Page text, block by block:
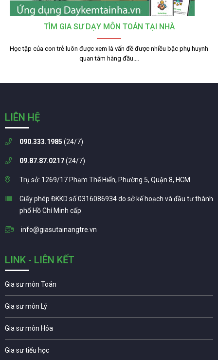
TÌM GIA SƯ DẠY MÔN TOÁN TẠI NHÀ
Học tập của con trẻ luôn được xem là vấn đề được nhiều bậc phụ huynh
quan tâm hàng đầu.…
LIÊN HỆ
090.333.1985 (24/7)
09.87.87.0217(24/7)
Trụ sở: 1269/17 Phạm Thế Hiển, Phường 5, Quận 8, HCM
Giấy phép ĐKKD số 0316086934 do sở kế hoạch và đầu tư thành
phố Hồ Chí Minh cấp
info@giasutainangtre.vn
LINK - LIÊN KẾT
Gia sư môn Toán
Gia sư môn Lý
Gia sư môn Hóa
Gia sư tiểu học